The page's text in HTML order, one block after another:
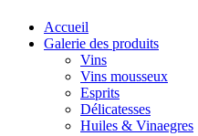
Accueil
Galerie des produits
Vins
Vins mousseux
Esprits
Délicatesses
Huiles & Vinaegres